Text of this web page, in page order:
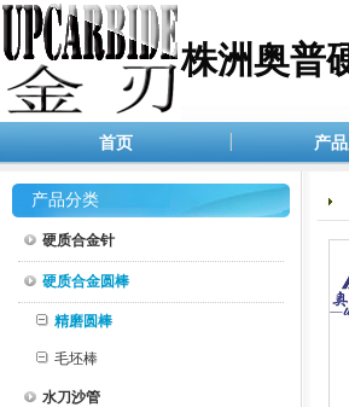
株洲奥普
首页 产
产品分类
硬质合金针
硬质合金圆棒
精磨圆棒
毛坯棒
水刀沙管